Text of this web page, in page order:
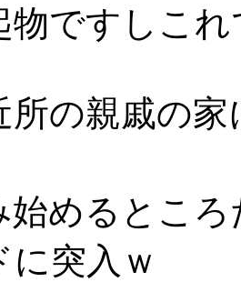
物ですしこ
所の親戚の
始めるとこ
に突入ｗ